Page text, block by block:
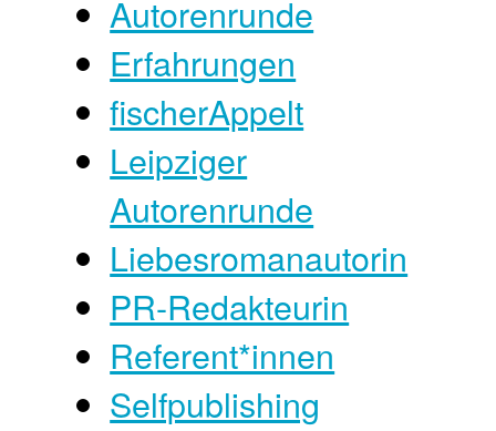
Autorenrunde
Erfahrungen
fischerAppelt
Leipziger
Autorenrunde
Liebesromanautorin
PR-Redakteurin
Referent*innen
Selfpublishing